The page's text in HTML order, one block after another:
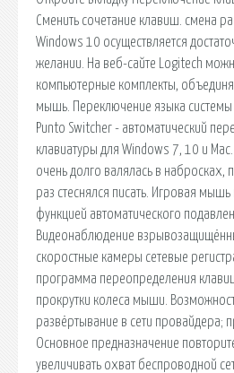
Сменить сочетание клавиш. смена
Windows 10 осуществляется
желании. На веб-сайте Logitech
компьютерные комплекты,
мышь. Переключение языка системы
Punto Switcher - автоматический
клавиатуры для Windows 7, 10 и
очень долго валялась в набросках,
раз стеснялся писать. Игровая
функцией автоматического
Видеонаблюдение
скоростные камеры сетевые
программа переопределения
прокрутки колеса мыши.
развёртывание в сети провайдера;
Основное предназначение
увеличивать охват беспроводной